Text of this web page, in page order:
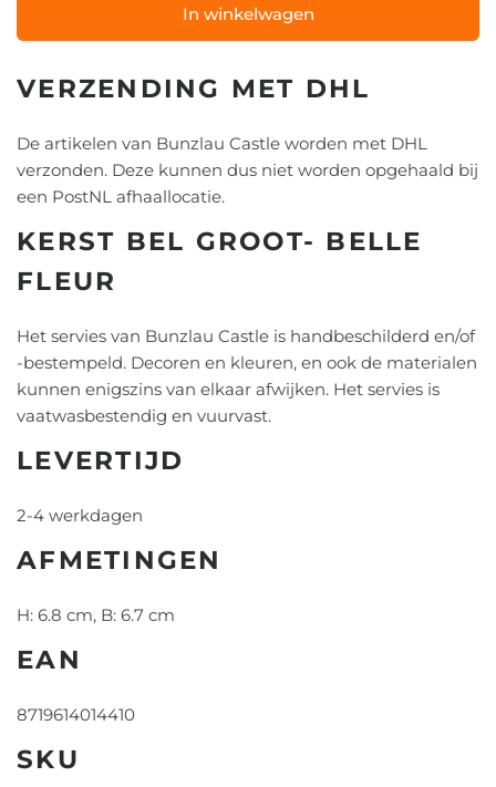
In winkelwagen
VERZENDING MET DHL
De artikelen van Bunzlau Castle worden met DHL
verzonden. Deze kunnen dus niet worden opgehaald bij
een PostNL afhaallocatie.
KERST BEL GROOT- BELLE
FLEUR
Het servies van Bunzlau Castle is handbeschilderd en/of
-bestempeld. Decoren en kleuren, en ook de materialen
kunnen enigszins van elkaar afwijken. Het servies is
vaatwasbestendig en vuurvast.
LEVERTIJD
2-4 werkdagen
AFMETINGEN
H: 6.8 cm, B: 6.7 cm
EAN
8719614014410
SKU